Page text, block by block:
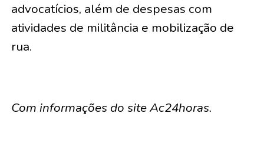
advocatícios, além de despesas com
atividades de militância e mobilização de
rua.
Com informações do site Ac24horas.